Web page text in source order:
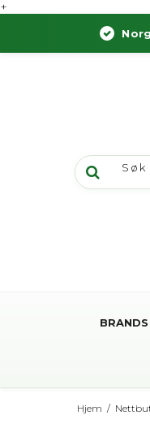
+
BRANDS
Hjem /